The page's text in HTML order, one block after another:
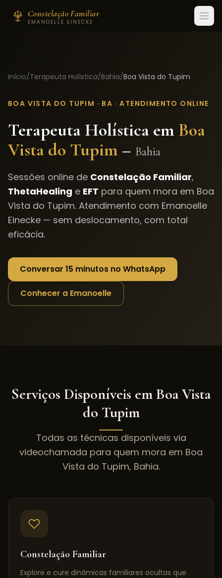
Constelação Familiar
EMANOELLE EINECKE
Início/Terapeuta Holística/Bahia/Boa Vista do Tupim
BOA VISTA DO TUPIM · BA · ATENDIMENTO ONLINE
Terapeuta Holística em Boa
Vista do Tupim – Bahia
Sessões online de Constelação Familiar,
ThetaHealing e EFT para quem mora em Boa
Vista do Tupim. Atendimento com Emanoelle
Einecke — sem deslocamento, com total
eficácia.
Conversar 15 minutos no WhatsApp
Conhecer a Emanoelle
Serviços Disponíveis emBoa Vista
do Tupim
Todas as técnicas disponíveis via
videochamada para quem mora em Boa
Vista do Tupim, Bahia.
Constelação Familiar
Explore e cure dinâmicas familiares ocultas que